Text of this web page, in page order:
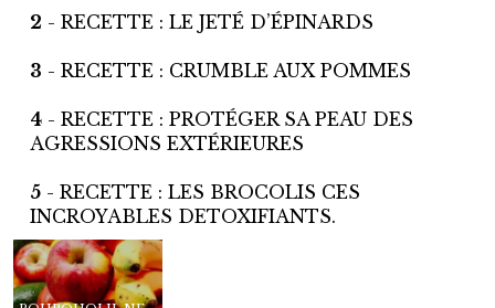
2 - RECETTE : LE JETÉ D’ÉPINARDS
3 - RECETTE : CRUMBLE AUX POMMES
4 - RECETTE : PROTÉGER SA PEAU DES
AGRESSIONS EXTÉRIEURES
5 - RECETTE : LES BROCOLIS CES
INCROYABLES DETOXIFIANTS.